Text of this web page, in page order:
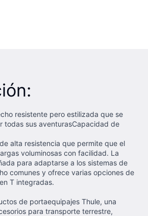
resistente pero estilizada que se
todas sus aventurasCapacidad de
alta resistencia que permite que el
voluminosas con facilidad. La
para adaptarse a los sistemas de
comunes y ofrece varias opciones de
T integradas.
de portaequipajes Thule, una
para transporte terrestre,